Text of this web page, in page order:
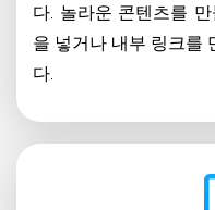
다. 놀라운 콘텐츠를
을 넣거나 내부 링크를
다.